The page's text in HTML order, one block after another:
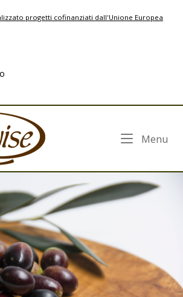
progetti cofinanziati dall'Unione Europea
Menu